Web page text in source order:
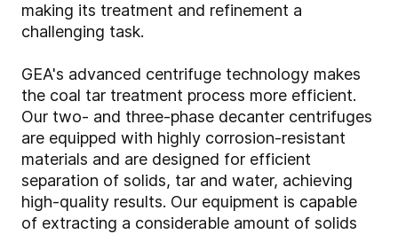
making its treatment and refinement a
challenging task.
GEA's advanced centrifuge technology makes
the coal tar treatment process more efficient.
Our two- and three-phase decanter centrifuges
are equipped with highly corrosion-resistant
materials and are designed for efficient
separation of solids, tar and water, achieving
high-quality results. Our equipment is capable
of extracting a considerable amount of solids